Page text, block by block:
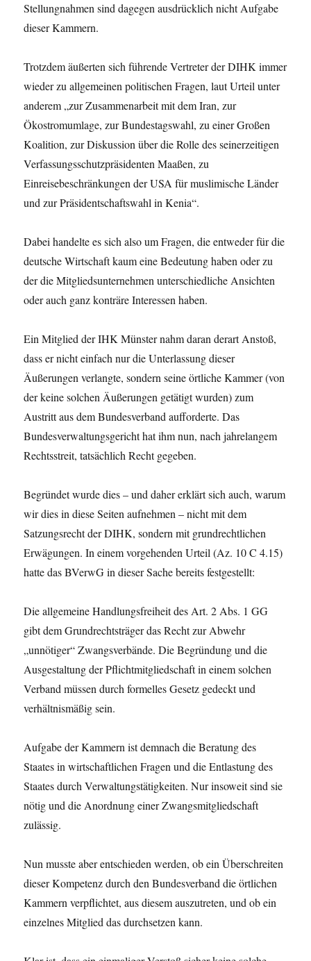
Stellungnahmen sind dagegen ausdrücklich nicht Aufgabe
dieser Kammern.
Trotzdem äußerten sich führende Vertreter der DIHK immer
wieder zu allgemeinen politischen Fragen, laut Urteil unter
anderem „zur Zusammenarbeit mit dem Iran, zur
Ökostromumlage, zur Bundestagswahl, zu einer Großen
Koalition, zur Diskussion über die Rolle des seinerzeitigen
Verfassungsschutzpräsidenten Maaßen, zu
Einreisebeschränkungen der USA für muslimische Länder
und zur Präsidentschaftswahl in Kenia“.
Dabei handelte es sich also um Fragen, die entweder für die
deutsche Wirtschaft kaum eine Bedeutung haben oder zu
der die Mitgliedsunternehmen unterschiedliche Ansichten
oder auch ganz konträre Interessen haben.
Ein Mitglied der IHK Münster nahm daran derart Anstoß,
dass er nicht einfach nur die Unterlassung dieser
Äußerungen verlangte, sondern seine örtliche Kammer (von
der keine solchen Äußerungen getätigt wurden) zum
Austritt aus dem Bundesverband aufforderte. Das
Bundesverwaltungsgericht hat ihm nun, nach jahrelangem
Rechtsstreit, tatsächlich Recht gegeben.
Begründet wurde dies – und daher erklärt sich auch, warum
wir dies in diese Seiten aufnehmen – nicht mit dem
Satzungsrecht der DIHK, sondern mit grundrechtlichen
Erwägungen. In einem vorgehenden Urteil (Az. 10 C 4.15)
hatte das BVerwG in dieser Sache bereits festgestellt:
Die allgemeine Handlungsfreiheit des Art. 2 Abs. 1 GG
gibt dem Grundrechtsträger das Recht zur Abwehr
„unnötiger“ Zwangsverbände. Die Begründung und die
Ausgestaltung der Pflichtmitgliedschaft in einem solchen
Verband müssen durch formelles Gesetz gedeckt und
verhältnismäßig sein.
Aufgabe der Kammern ist demnach die Beratung des
Staates in wirtschaftlichen Fragen und die Entlastung des
Staates durch Verwaltungstätigkeiten. Nur insoweit sind sie
nötig und die Anordnung einer Zwangsmitgliedschaft
zulässig.
Nun musste aber entschieden werden, ob ein Überschreiten
dieser Kompetenz durch den Bundesverband die örtlichen
Kammern verpflichtet, aus diesem auszutreten, und ob ein
einzelnes Mitglied das durchsetzen kann.